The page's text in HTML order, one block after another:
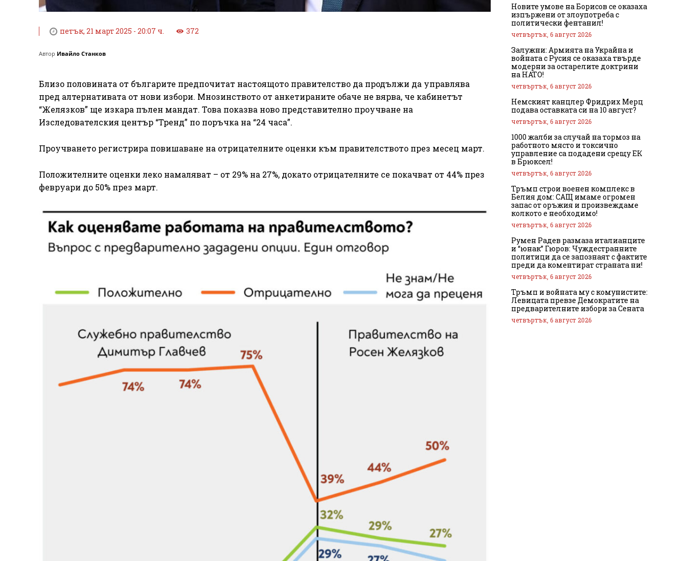
петък, 21 март 2025 - 20:07 ч. 372
Автор Ивайло Станков
Близо половината от българите предпочитат настоящото правителство да продължи да управлява
пред алтернативата от нови избори. Мнозинството от анкетираните обаче не вярва, че кабинетът
“Желязков” ще изкара пълен мандат. Това показва ново представително проучване на
Изследователския център “Тренд” по поръчка на “24 часа”.
Проучването регистрира повишаване на отрицателните оценки към правителството през месец март.
Положителните оценки леко намаляват – от 29% на 27%, докато отрицателните се покачват от 44% през
февруари до 50% през март.
Новите умове на Борисов се оказаха
изпържени от злоупотреба с
политически фентанил!
четвъртък, 6 август 2026
Залужни: Армията на Украйна и
войната с Русия се оказаха твърде
модерни за остарелите доктрини
на НАТО!
четвъртък, 6 август 2026
Немският канцлер Фридрих Мерц
подава оставката си на 10 август?
четвъртък, 6 август 2026
1000 жалби за случай на тормоз на
работното място и токсично
управление са подадени срещу ЕК
в Брюксел!
четвъртък, 6 август 2026
Тръмп строи военен комплекс в
Белия дом: САЩ имаме огромен
запас от оръжия и произвеждаме
колкото е необходимо!
четвъртък, 6 август 2026
Румен Радев размаза италианците
и “юнак” Гюров: Чуждестранните
политици да се запознаят с фактите
преди да коментират страната ни!
четвъртък, 6 август 2026
Тръмп и войната му с комунистите:
Левицата превзе Демократите на
предварителните избори за Сената
четвъртък, 6 август 2026